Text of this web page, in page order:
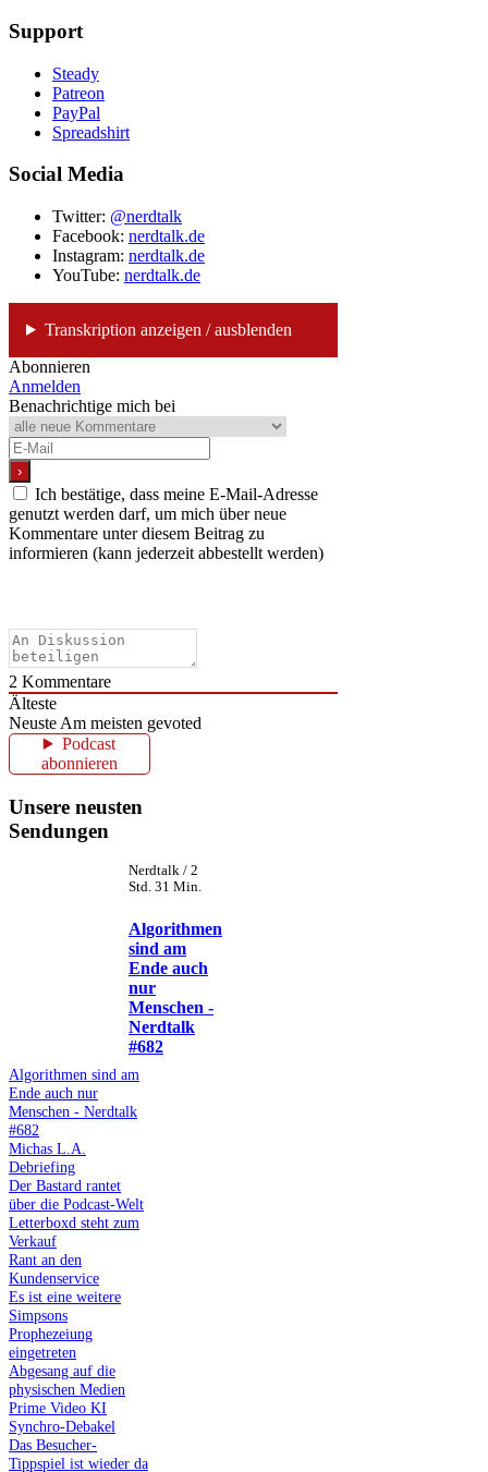
Support
Steady
Patreon
PayPal
Spreadshirt
Social Media
Twitter: @nerdtalk
Facebook: nerdtalk.de
Instagram: nerdtalk.de
YouTube: nerdtalk.de
Transkription anzeigen / ausblenden
Abonnieren
Anmelden
Benachrichtige mich bei
Ich bestätige, dass meine E-Mail-Adresse
genutzt werden darf, um mich über neue
Kommentare unter diesem Beitrag zu
informieren (kann jederzeit abbestellt werden)
2 Kommentare
Älteste
Neuste Am meisten gevoted
Podcast
abonnieren
Unsere neusten
Sendungen
Nerdtalk / 2
Std. 31 Min.
Algorithmen
sind am
Ende auch
nur
Menschen -
Nerdtalk
#682
Algorithmen sind am
Ende auch nur
Menschen - Nerdtalk
#682
Michas L.A.
Debriefing
Der Bastard rantet
über die Podcast-Welt
Letterboxd steht zum
Verkauf
Rant an den
Kundenservice
Es ist eine weitere
Simpsons
Prophezeiung
eingetreten
Abgesang auf die
physischen Medien
Prime Video KI
Synchro-Debakel
Das Besucher-
Tippspiel ist wieder da